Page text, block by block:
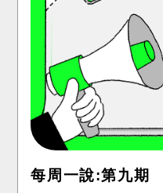
每周一說:第九期